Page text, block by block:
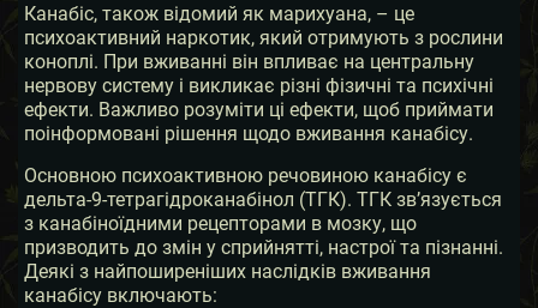
Канабіс, також відомий як марихуана, – це
психоактивний наркотик, який отримують з рослини
коноплі. При вживанні він впливає на центральну
нервову систему і викликає різні фізичні та психічні
ефекти. Важливо розуміти ці ефекти, щоб приймати
поінформовані рішення щодо вживання канабісу.
Основною психоактивною речовиною канабісу є
дельта-9-тетрагідроканабінол (ТГК). ТГК зв’язується
з канабіноїдними рецепторами в мозку, що
призводить до змін у сприйнятті, настрої та пізнанні.
Деякі з найпоширеніших наслідків вживання
канабісу включають: